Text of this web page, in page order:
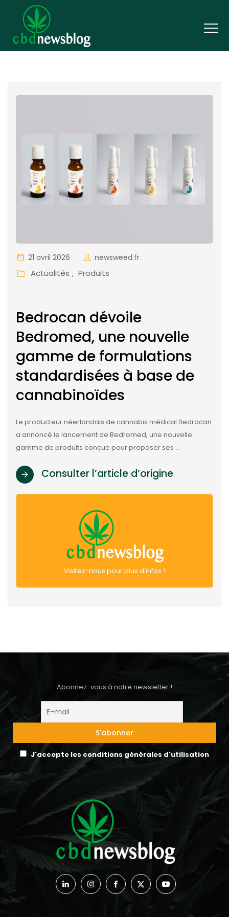
21 avril 2026 newsweed.fr
Actualités , Produits
Bedrocan dévoile
Bedromed, une nouvelle
gamme de formulations
standardisées à base de
cannabinoïdes
Le producteur néerlandais de cannabis médical Bedrocan
a annoncé le lancement de Bedromed, une nouvelle
gamme de produits conçue pour proposer ses …
Consulter l’article d’origine
Visitez-nous pour plus d'infos !
Abonnez-vous à notre newsletter !
J'accepte les conditions générales d'utilisation